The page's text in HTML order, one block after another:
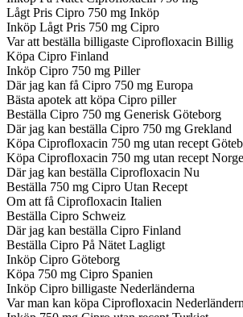
Lågt Pris Cipro 750 mg Inköp
Inköp Lågt Pris 750 mg Cipro
Var att beställa billigaste Ciprofloxacin Billig
Köpa Cipro Finland
Inköp Cipro 750 mg Piller
Där jag kan få Cipro 750 mg Europa
Bästa apotek att köpa Cipro piller
Beställa Cipro 750 mg Generisk Göteborg
Där jag kan beställa Cipro 750 mg Grekland
Köpa Ciprofloxacin 750 mg utan recept
Köpa Ciprofloxacin 750 mg utan recept Norge
Där jag kan beställa Ciprofloxacin Nu
Beställa 750 mg Cipro Utan Recept
Om att få Ciprofloxacin Italien
Beställa Cipro Schweiz
Där jag kan beställa Cipro Finland
Beställa Cipro På Nätet Lagligt
Inköp Cipro Göteborg
Köpa 750 mg Cipro Spanien
Inköp Cipro billigaste Nederländerna
Var man kan köpa Ciprofloxacin